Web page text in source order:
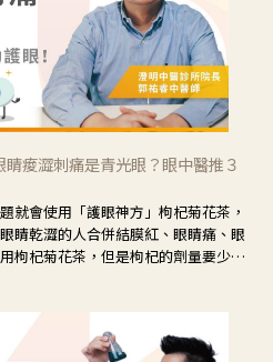
睛痠澀刺痛是青光眼？眼中醫推３
就會使用「護眼神方」枸杞菊花茶，
睛乾澀的人合併結膜紅、眼睛痛、眼
枸杞菊花茶，但是枸杞的劑量要少，
假如單純的眼睛乾澀，結膜沒有紅，
於「陰虛」，就可以使用枸杞、蓮